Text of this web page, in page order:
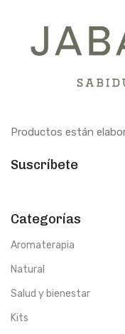
Productos están
Suscríbete
Categorías
Aromaterapia
Natural
Salud y bienestar
Kits